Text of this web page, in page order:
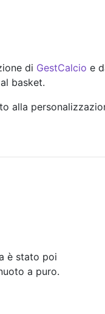
di GestCalcio e
basket.
alla
è stato poi
a puro.